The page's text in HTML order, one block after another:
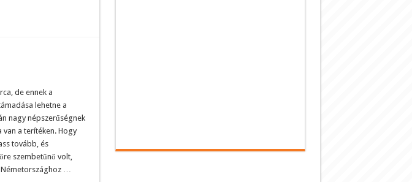
de ennek a
lehetne a
nagy népszerűségnek
a terítéken. Hogy
tovább, és
szembetűnő volt,
…